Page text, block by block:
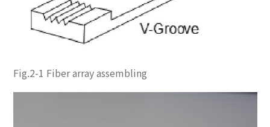
Fig.2-1 Fiber array assembling